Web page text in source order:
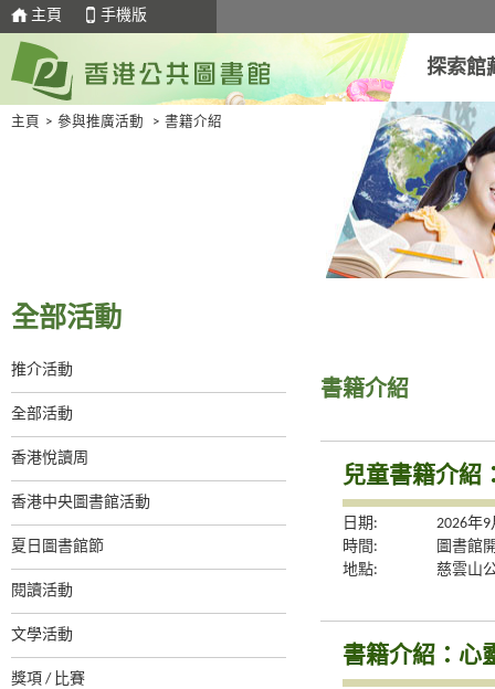
主頁 手機版
探索館
主頁 > 參與推廣活動 > 書籍介紹
全部活動
推介活動
全部活動
香港悅讀周
香港中央圖書館活動
夏日圖書館節
閱讀活動
文學活動
獎項 / 比賽
書籍介紹
兒童書籍介紹
日期:
2026年
時間:
圖書館
地點:
慈雲山
書籍介紹：心